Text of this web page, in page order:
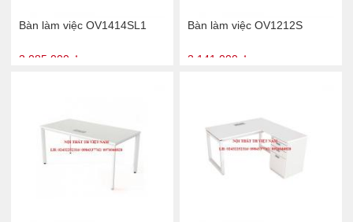
Bàn làm việc OV1414SL1
3.085.000 ₫
Bàn làm việc OV1212S
2.141.000 ₫